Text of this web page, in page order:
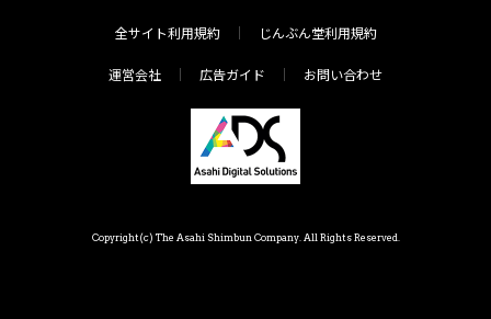
全サイト利用規約 じんぶん堂利用規約
運営会社 広告ガイド お問い合わせ
Copyright(c) The Asahi Shimbun Company. All Rights Reserved.